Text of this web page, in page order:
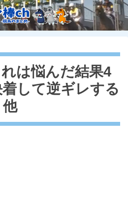
れは悩んだ結果4
して逆ギレする